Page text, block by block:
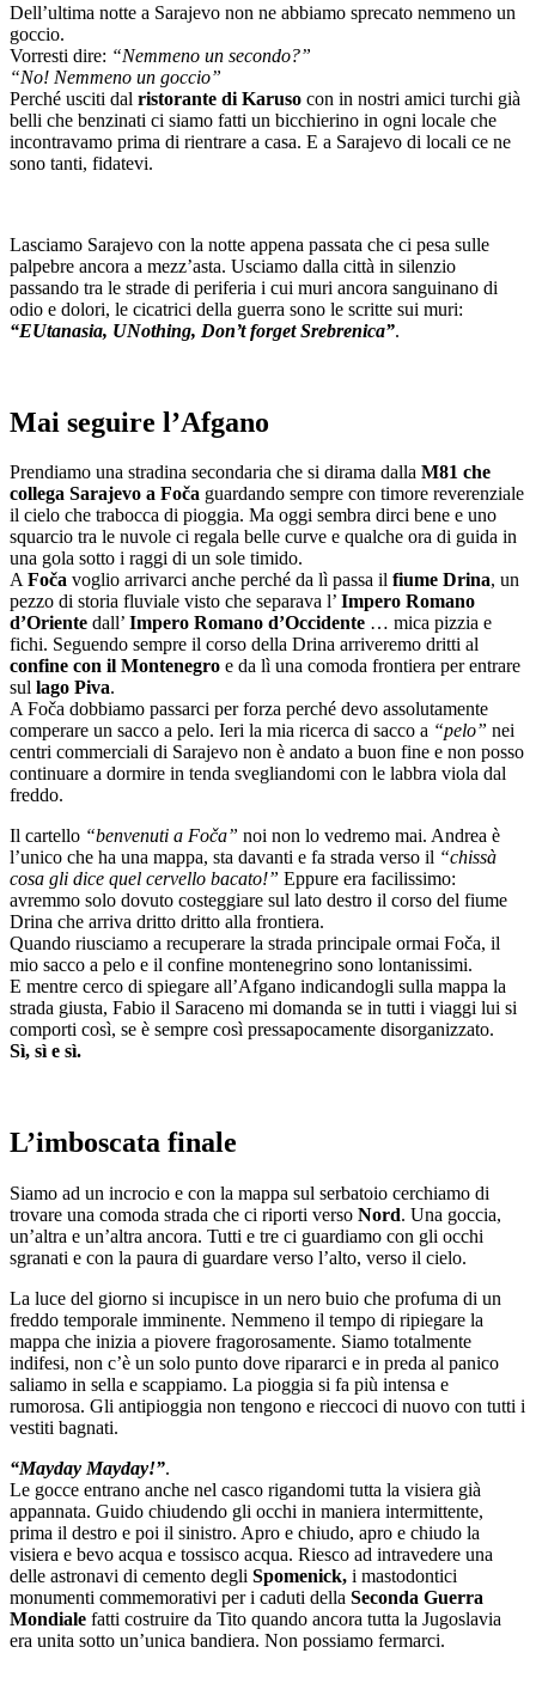
Dell’ultima notte a Sarajevo non ne abbiamo sprecato nemmeno un
goccio.
Vorresti dire: “Nemmeno un secondo?”
“No! Nemmeno un goccio”
Perché usciti dal ristorante di Karuso con in nostri amici turchi già
belli che benzinati ci siamo fatti un bicchierino in ogni locale che
incontravamo prima di rientrare a casa. E a Sarajevo di locali ce ne
sono tanti, fidatevi.
Lasciamo Sarajevo con la notte appena passata che ci pesa sulle
palpebre ancora a mezz’asta. Usciamo dalla città in silenzio
passando tra le strade di periferia i cui muri ancora sanguinano di
odio e dolori, le cicatrici della guerra sono le scritte sui muri:
“EUtanasia, UNothing, Don’t forget Srebrenica”.
Mai seguire l’Afgano
Prendiamo una stradina secondaria che si dirama dalla M81 che
collega Sarajevo a Foča guardando sempre con timore reverenziale
il cielo che trabocca di pioggia. Ma oggi sembra dirci bene e uno
squarcio tra le nuvole ci regala belle curve e qualche ora di guida in
una gola sotto i raggi di un sole timido.
AFoča voglio arrivarci anche perché da lì passa il fiume Drina, un
pezzo di storia fluviale visto che separava l’ Impero Romano
d’Oriente dall’ Impero Romano d’Occidente … mica pizzia e
fichi. Seguendo sempre il corso della Drina arriveremo dritti al
confine con il Montenegro e da lì una comoda frontiera per entrare
sul lago Piva.
A Foča dobbiamo passarci per forza perché devo assolutamente
comperare un sacco a pelo. Ieri la mia ricerca di sacco a “pelo” nei
centri commerciali di Sarajevo non è andato a buon fine e non posso
continuare a dormire in tenda svegliandomi con le labbra viola dal
freddo.
Il cartello “benvenuti a Foča” noi non lo vedremo mai. Andrea è
l’unico che ha una mappa, sta davanti e fa strada verso il “chissà
cosa gli dice quel cervello bacato!” Eppure era facilissimo:
avremmo solo dovuto costeggiare sul lato destro il corso del fiume
Drina che arriva dritto dritto alla frontiera.
Quando riusciamo a recuperare la strada principale ormai Foča, il
mio sacco a pelo e il confine montenegrino sono lontanissimi.
E mentre cerco di spiegare all’Afgano indicandogli sulla mappa la
strada giusta, Fabio il Saraceno mi domanda se in tutti i viaggi lui si
comporti così, se è sempre così pressapocamente disorganizzato.
Sì, sì e sì.
L’imboscata finale
Siamo ad un incrocio e con la mappa sul serbatoio cerchiamo di
trovare una comoda strada che ci riporti verso Nord. Una goccia,
un’altra e un’altra ancora. Tutti e tre ci guardiamo con gli occhi
sgranati e con la paura di guardare verso l’alto, verso il cielo.
La luce del giorno si incupisce in un nero buio che profuma di un
freddo temporale imminente. Nemmeno il tempo di ripiegare la
mappa che inizia a piovere fragorosamente. Siamo totalmente
indifesi, non c’è un solo punto dove ripararci e in preda al panico
saliamo in sella e scappiamo. La pioggia si fa più intensa e
rumorosa. Gli antipioggia non tengono e rieccoci di nuovo con tutti i
vestiti bagnati.
“Mayday Mayday!”.
Le gocce entrano anche nel casco rigandomi tutta la visiera già
appannata. Guido chiudendo gli occhi in maniera intermittente,
prima il destro e poi il sinistro. Apro e chiudo, apro e chiudo la
visiera e bevo acqua e tossisco acqua. Riesco ad intravedere una
delle astronavi di cemento degli Spomenick, i mastodontici
monumenti commemorativi per i caduti della Seconda Guerra
Mondiale fatti costruire da Tito quando ancora tutta la Jugoslavia
era unita sotto un’unica bandiera. Non possiamo fermarci.